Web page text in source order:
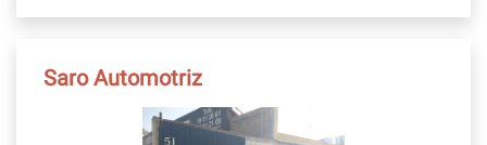
Saro Automotriz